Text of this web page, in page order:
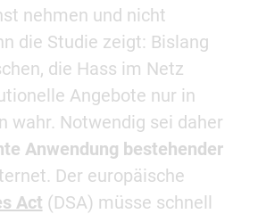
nehmen und nicht
die Studie zeigt: Bislang
die Hass im Netz
Angebote nur in
wahr. Notwendig sei daher
Anwendung bestehender
Der europäische
Act (DSA) müsse schnell